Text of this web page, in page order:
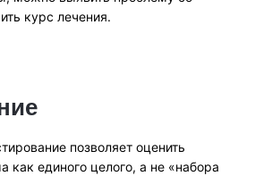
курс лечения.
позволяет оценить
как единого целого, а не «набора